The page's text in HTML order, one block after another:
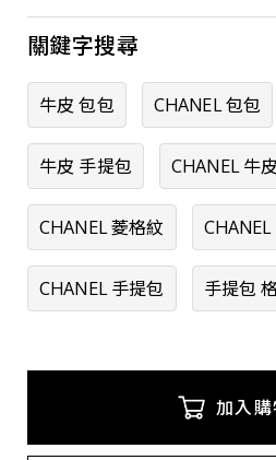
關鍵字搜尋
牛皮 包包 CHANEL 包包
牛皮 手提包 CHANEL 牛皮
CHANEL 菱格紋 CHANEL
CHANEL 手提包 手提包
加入